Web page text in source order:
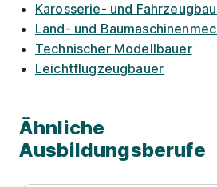
Karosserie- und
Land- und
Technischer Modellbauer
Leichtflugzeugbauer
Ähnliche
Ausbildungsberufe